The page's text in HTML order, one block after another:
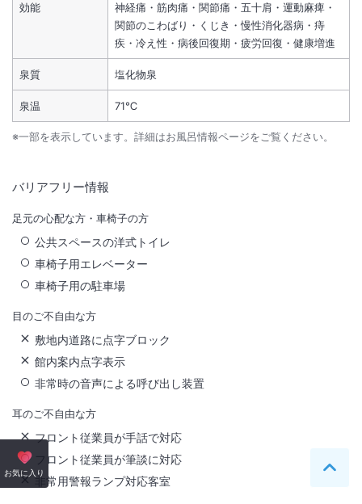
効能
神経痛・筋肉痛・関節痛・五十肩・運動麻痺・
関節のこわばり・くじき・慢性消化器病・痔
疾・冷え性・病後回復期・疲労回復・健康増進
泉質 塩化物泉
泉温 71℃
※一部を表示しています。詳細はお風呂情報ページをご覧ください。
バリアフリー情報
足元の心配な方・車椅子の方
公共スペースの洋式トイレ
車椅子用エレベーター
車椅子用の駐車場
目のご不自由な方
敷地内道路に点字ブロック
館内案内点字表示
非常時の音声による呼び出し装置
耳のご不自由な方
フロント従業員が手話で対応
フロント従業員が筆談に対応
非常用警報ランプ対応客室
お気に入り ペー